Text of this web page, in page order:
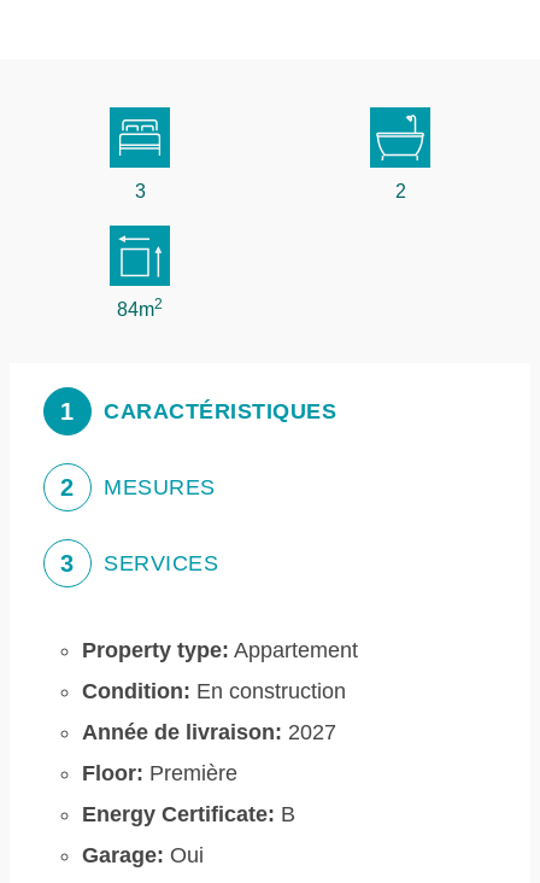
3 2
84m2
1 CARACTÉRISTIQUES
2 MESURES
3 SERVICES
Property type: Appartement
Condition: En construction
Année de livraison: 2027
Floor: Première
Energy Certificate: B
Garage: Oui